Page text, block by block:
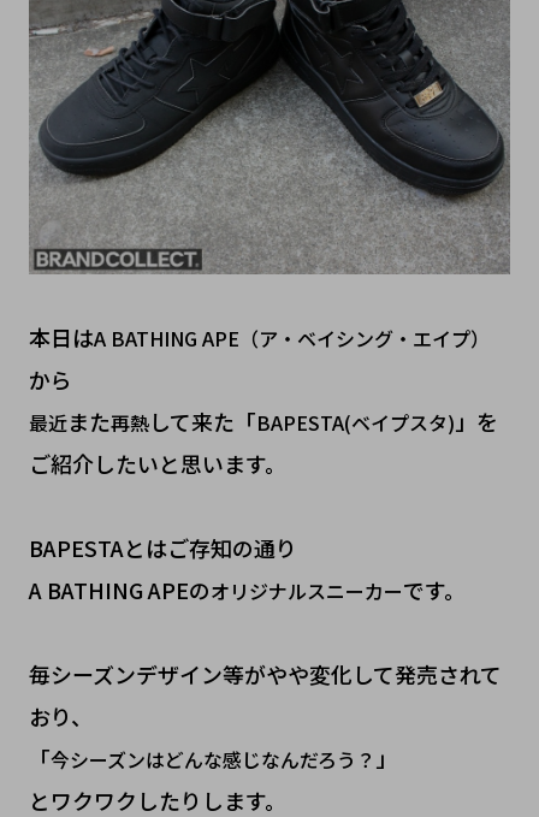
本日はA BATHING APE（ア・ベイシング・エイプ）
から
最近また再熱して来た「BAPESTA(ベイプスタ) 」を
ご紹介したいと思います。
BAPESTAとはご存知の通り
A BATHING APEのオリジナルスニーカーです。
毎シーズンデザイン等がやや変化して発売されて
おり、
「今シーズンはどんな感じなんだろう？ 」
とワクワクしたりします。